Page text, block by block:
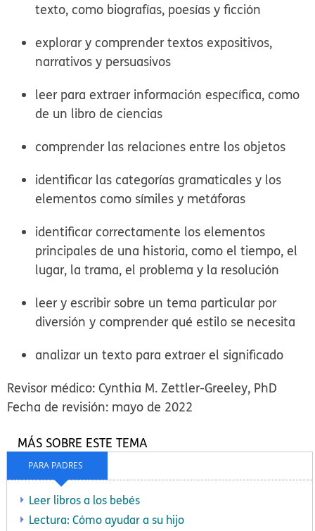
texto, como biografías, poesías y ficción
explorar y comprender textos expositivos,
narrativos y persuasivos
leer para extraer información específica, como
de un libro de ciencias
comprender las relaciones entre los objetos
identificar las categorías gramaticales y los
elementos como símiles y metáforas
identificar correctamente los elementos
principales de una historia, como el tiempo, el
lugar, la trama, el problema y la resolución
leer y escribir sobre un tema particular por
diversión y comprender qué estilo se necesita
analizar un texto para extraer el significado
Revisor médico: Cynthia M. Zettler-Greeley, PhD
Fecha de revisión: mayo de 2022
PARA PADRES
MÁS SOBRE ESTE TEMA
Leer libros a los bebés
Lectura: Cómo ayudar a su hijo